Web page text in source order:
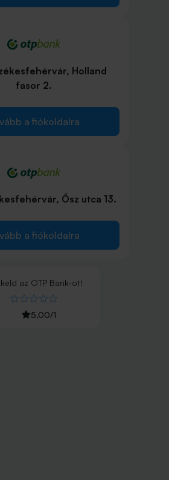
Holland
fasor 2.
a fiókoldalra
Ősz utca 13.
a fiókoldalra
az OTP Bank-ot!
5,00/1